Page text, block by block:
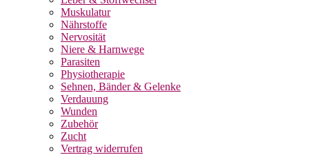
Muskulatur
Nährstoffe
Nervosität
Niere & Harnwege
Parasiten
Physiotherapie
Sehnen, Bänder & Gelenke
Verdauung
Wunden
Zubehör
Zucht
Vertrag widerrufen